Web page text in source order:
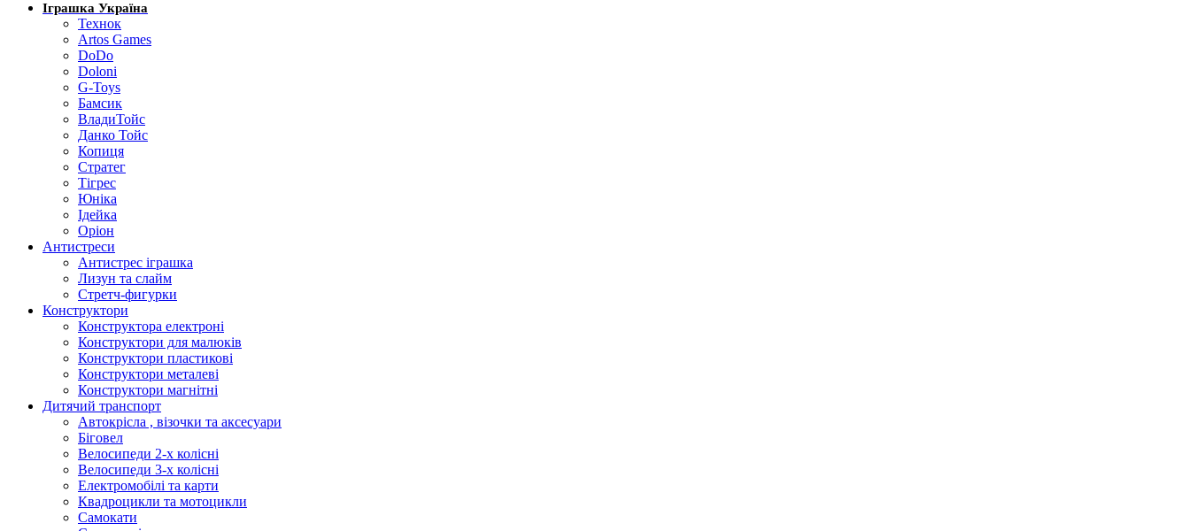
Іграшка Україна
Технок
Artos Games
DoDo
Doloni
G-Toys
Бамсик
ВладиТойс
Данко Тойс
Копиця
Стратег
Тігрес
Юніка
Ідейка
Оріон
Антистреси
Антистрес іграшка
Лизун та слайм
Стретч-фигурки
Конструктори
Конструктора електроні
Конструктори для малюків
Конструктори пластикові
Конструктори металеві
Конструктори магнітні
Дитячий транспорт
Автокрісла , візочки та аксесуари
Біговел
Велосипеди 2-х колісні
Велосипеди 3-х колісні
Електромобілі та карти
Квадроцикли та мотоцикли
Самокати